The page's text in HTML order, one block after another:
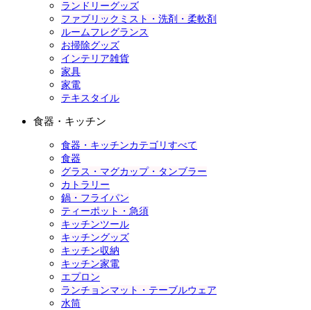
ランドリーグッズ
ファブリックミスト・洗剤・柔軟剤
ルームフレグランス
お掃除グッズ
インテリア雑貨
家具
家電
テキスタイル
食器・キッチン
食器・キッチンカテゴリすべて
食器
グラス・マグカップ・タンブラー
カトラリー
鍋・フライパン
ティーポット・急須
キッチンツール
キッチングッズ
キッチン収納
キッチン家電
エプロン
ランチョンマット・テーブルウェア
水筒